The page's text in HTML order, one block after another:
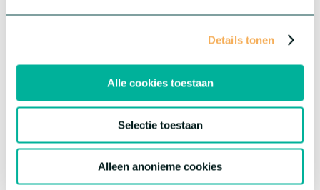
Details tonen
Alle cookies toestaan
Selectie toestaan
Alleen anonieme cookies
dado grandes pasos, y sé que el futuro
traerá aún más resultados. Esto nos
servicio que ofrecemos a nuestros
clientes, socios y colegas. ¡Sin duda es un
motivo de celebración!
Con Creatio, contamos con un sistema
fiable que nos muestra dónde se